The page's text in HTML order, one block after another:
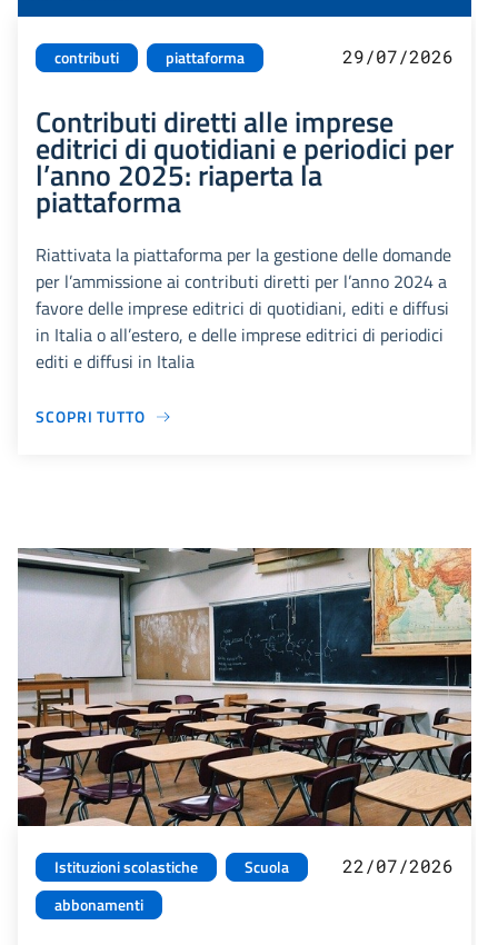
contributi piattaforma 29/07/2026
Contributi diretti alle imprese
editrici di quotidiani e periodici per
l’anno 2025: riaperta la
piattaforma
Riattivata la piattaforma per la gestione delle domande
per l’ammissione ai contributi diretti per l’anno 2024 a
favore delle imprese editrici di quotidiani, editi e diffusi
in Italia o all’estero, e delle imprese editrici di periodici
editi e diffusi in Italia
SCOPRI TUTTO
Istituzioni scolastiche
Scuola
abbonamenti
22/07/2026